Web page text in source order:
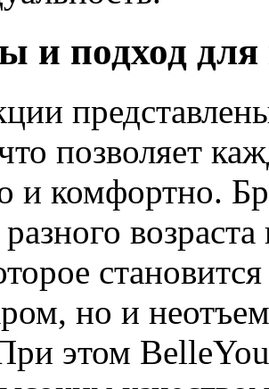
и подход
позволяет
и комфортно.
возраста
но и
этом